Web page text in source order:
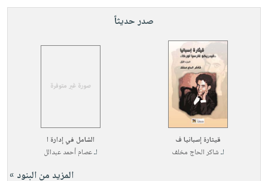
صدر حديثاً
قيثارة إسبانيا ف
لـشاكر الحاج مخلف
الشامل في إدارة ا
لـعصام أحمد عبدالل
المزيد من البنود »